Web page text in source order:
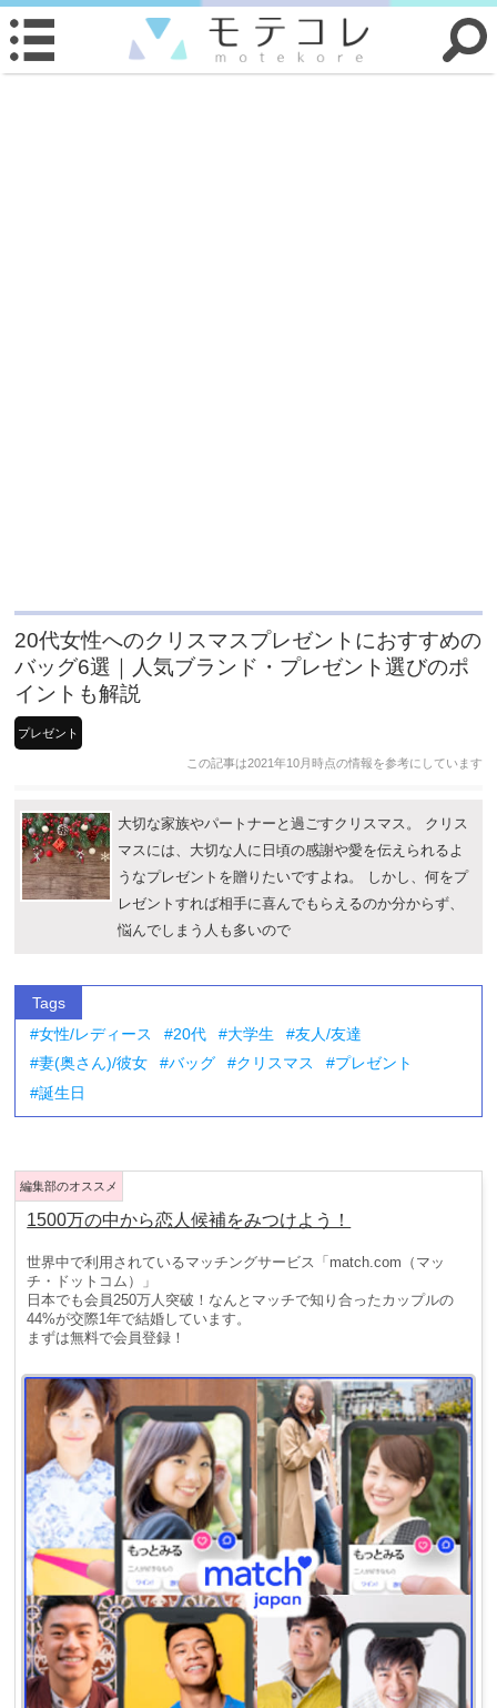
20代女性へのクリスマスプレゼントにおすすめの
バッグ6選｜人気ブランド・プレゼント選びのポ
イントも解説
プレゼント
この記事は2021年10月時点の情報を参考にしています
大切な家族やパートナーと過ごすクリスマス。 クリス
マスには、大切な人に日頃の感謝や愛を伝えられるよ
うなプレゼントを贈りたいですよね。 しかし、何をプ
レゼントすれば相手に喜んでもらえるのか分からず、
悩んでしまう人も多いので
Tags
女性/レディース
20代 大学生
友人/友達
妻(奥さん)/彼女
バッグ クリスマス
プレゼント
誕生日
1500万の中から恋人候補をみつけよう！
世界中で利用されているマッチングサービス「match.com（マッ
チ・ドットコム）」
日本でも会員250万人突破！なんとマッチで知り合ったカップルの
44%が交際1年で結婚しています。
まずは無料で会員登録！